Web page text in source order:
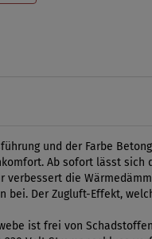
und der Farbe
Ab sofort lässt
die
bei. Der Zugluft-Effekt,
ist frei von